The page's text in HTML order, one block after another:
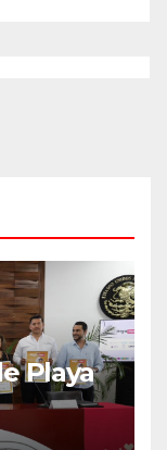
Playa